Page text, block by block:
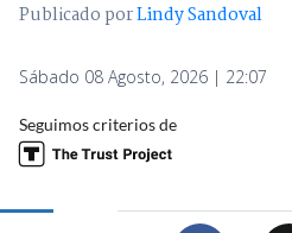
Publicado porLindy Sandoval
Sábado 08 Agosto, 2026 | 22:07
Seguimos criterios de